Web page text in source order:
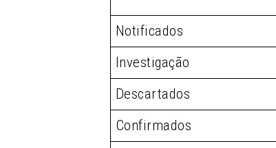
Notificados
Investigação
Descartados
Confirmados